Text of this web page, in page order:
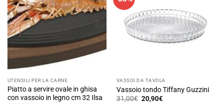
UTENSILI PER LA CARNE
Piatto a servire ovale in ghisa
con vassoio in legno cm 32 Ilsa
VASSOI DA TAVOLA
Vassoio tondo Tiffany Guzzini
31,00€ Il
20,90€Il